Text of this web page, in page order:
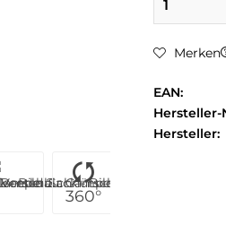
360°
Merken
EAN:
Hersteller-
Hersteller: